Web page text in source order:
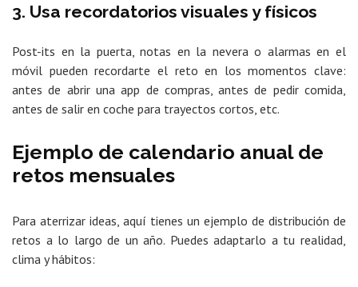
3. Usa recordatorios visuales y físicos
Post-its en la puerta, notas en la nevera o alarmas en el
móvil pueden recordarte el reto en los momentos clave:
antes de abrir una app de compras, antes de pedir comida,
antes de salir en coche para trayectos cortos, etc.
Ejemplo de calendario anual de
retos mensuales
Para aterrizar ideas, aquí tienes un ejemplo de distribución de
retos a lo largo de un año. Puedes adaptarlo a tu realidad,
clima y hábitos: